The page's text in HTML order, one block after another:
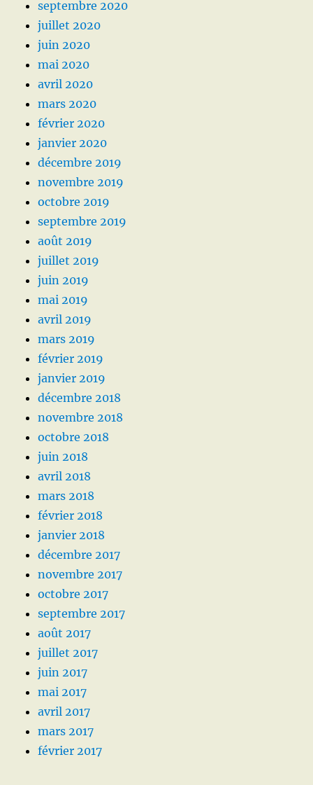
septembre 2020
juillet 2020
juin 2020
mai 2020
avril 2020
mars 2020
février 2020
janvier 2020
décembre 2019
novembre 2019
octobre 2019
septembre 2019
août 2019
juillet 2019
juin 2019
mai 2019
avril 2019
mars 2019
février 2019
janvier 2019
décembre 2018
novembre 2018
octobre 2018
juin 2018
avril 2018
mars 2018
février 2018
janvier 2018
décembre 2017
novembre 2017
octobre 2017
septembre 2017
août 2017
juillet 2017
juin 2017
mai 2017
avril 2017
mars 2017
février 2017